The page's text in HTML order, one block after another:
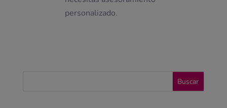
personalizado.